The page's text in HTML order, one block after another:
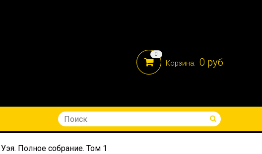
0
Корзина: 0 руб
Полное собрание. Том 1